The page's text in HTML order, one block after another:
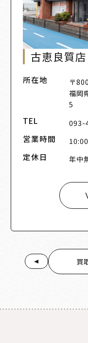
古恵良質
所在地
〒
福岡
5
TEL 093-
営業時間
定休日 年中
買